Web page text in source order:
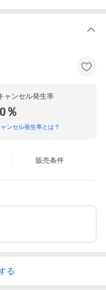
ャンセル発生率
％
ンセル発生率とは？
販売条件
る